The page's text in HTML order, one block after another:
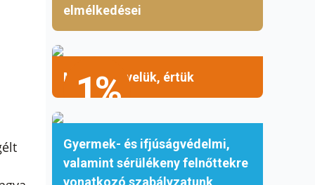
elmélkedései
1%
Mellettük, velük, értük
Gyermek- és ifjúságvédelmi,
valamint sérülékeny felnőttekre
vonatkozó szabályzatunk